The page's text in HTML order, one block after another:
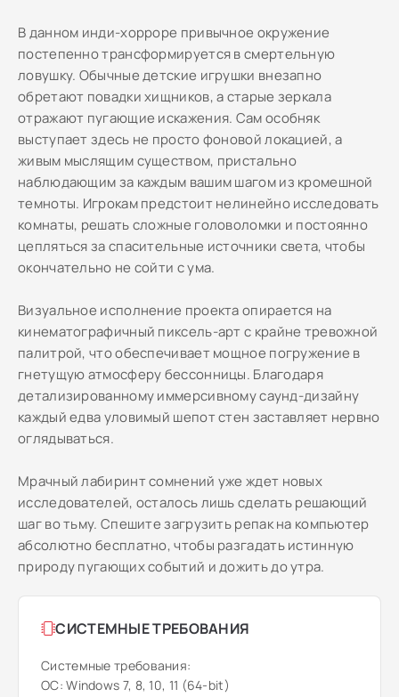
В данном инди-хорроре привычное окружение
постепенно трансформируется в смертельную
ловушку. Обычные детские игрушки внезапно
обретают повадки хищников, а старые зеркала
отражают пугающие искажения. Сам особняк
выступает здесь не просто фоновой локацией, а
живым мыслящим существом, пристально
наблюдающим за каждым вашим шагом из кромешной
темноты. Игрокам предстоит нелинейно исследовать
комнаты, решать сложные головоломки и постоянно
цепляться за спасительные источники света, чтобы
окончательно не сойти с ума.
Визуальное исполнение проекта опирается на
кинематографичный пиксель-арт с крайне тревожной
палитрой, что обеспечивает мощное погружение в
гнетущую атмосферу бессонницы. Благодаря
детализированному иммерсивному саунд-дизайну
каждый едва уловимый шепот стен заставляет нервно
оглядываться.
Мрачный лабиринт сомнений уже ждет новых
исследователей, осталось лишь сделать решающий
шаг во тьму. Спешите загрузить репак на компьютер
абсолютно бесплатно, чтобы разгадать истинную
природу пугающих событий и дожить до утра.
СИСТЕМНЫЕ ТРЕБОВАНИЯ
Системные требования:
ОС: Windows 7, 8, 10, 11 (64-bit)